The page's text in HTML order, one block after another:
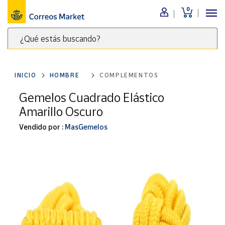
0
¿Qué estás buscando?
clave
para
buscar
productos
Menú
Nuestro
catálogo
Alimentación
Bebidas
Ocio y cultura
Juguetes y
Tienda de
Correos
INICIO HOMBRE COMPLEMENTOS
Gemelos Cuadrado Elástico
Amarillo Oscuro
Vendido por : MasGemelos